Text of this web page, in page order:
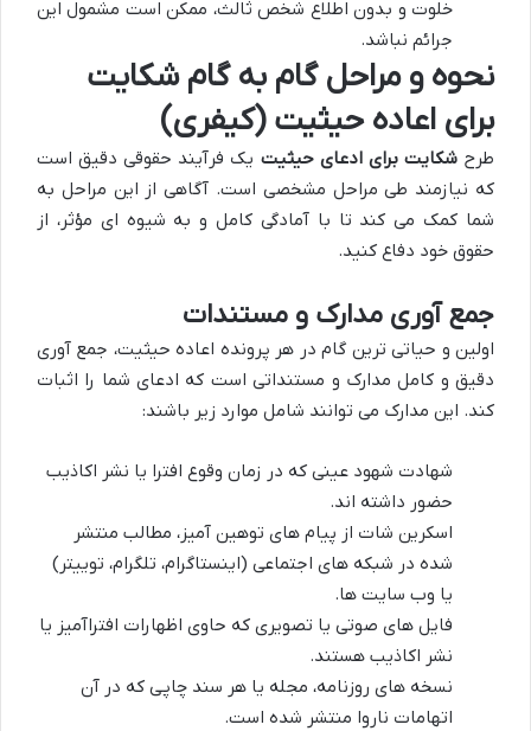
خلوت و بدون اطلاع شخص ثالث، ممکن است مشمول این
جرائم نباشد.
نحوه و مراحل گام به گام شکایت
برای اعاده حیثیت (کیفری)
طرحشکایت برای ادعای حیثیت یک فرآیند حقوقی دقیق است
که نیازمند طی مراحل مشخصی است. آگاهی از این مراحل به
شما کمک می کند تا با آمادگی کامل و به شیوه ای مؤثر، از
حقوق خود دفاع کنید.
جمع آوری مدارک و مستندات
اولین و حیاتی ترین گام در هر پرونده اعاده حیثیت، جمع آوری
دقیق و کامل مدارک و مستنداتی است که ادعای شما را اثبات
کند. این مدارک می توانند شامل موارد زیر باشند:
شهادت شهود عینی که در زمان وقوع افترا یا نشر اکاذیب
حضور داشته اند.
اسکرین شات از پیام های توهین آمیز، مطالب منتشر
شده در شبکه های اجتماعی (اینستاگرام، تلگرام، توییتر)
یا وب سایت ها.
فایل های صوتی یا تصویری که حاوی اظهارات افتراآمیز یا
نشر اکاذیب هستند.
نسخه های روزنامه، مجله یا هر سند چاپی که در آن
اتهامات ناروا منتشر شده است.